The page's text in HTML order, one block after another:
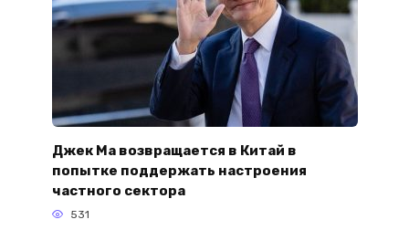
Джек Ма возвращается в Китай в
попытке поддержать настроения
частного сектора
531